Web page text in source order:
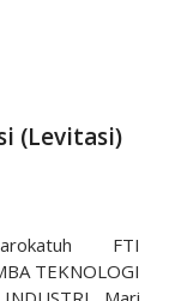
(Levitasi)
FTI
TEKNOLOGI